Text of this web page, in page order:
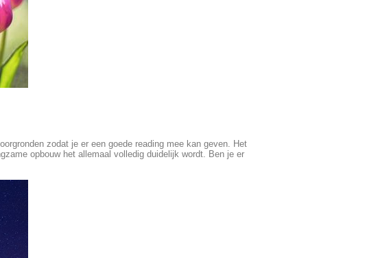
zodat je er een goede reading mee kan geven. Het
opbouw het allemaal volledig duidelijk wordt. Ben je er